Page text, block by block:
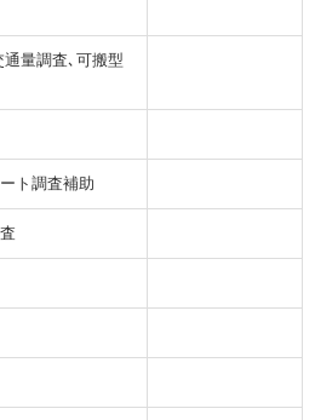
量調査､可搬型
ト調査補助